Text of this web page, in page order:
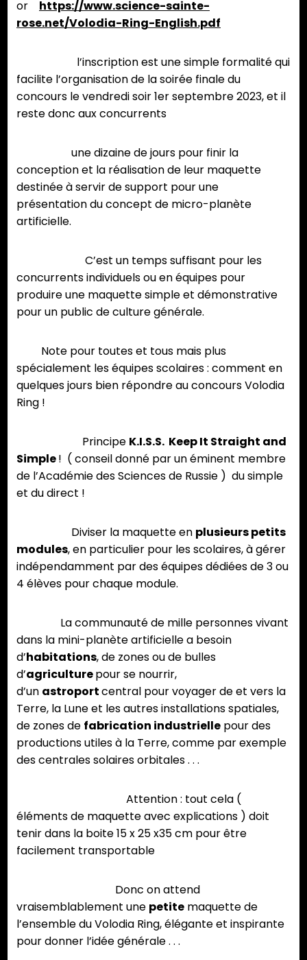
or https://www.science-sainte-
rose.net/Volodia-Ring-English.pdf
l’inscription est une simple formalité qui
facilite l’organisation de la soirée finale du
concours le vendredi soir 1er septembre 2023, et il
reste donc aux concurrents
une dizaine de jours pour finir la
conception et la réalisation de leur maquette
destinée à servir de support pour une
présentation du concept de micro-planète
artificielle.
C’est un temps suffisant pour les
concurrents individuels ou en équipes pour
produire une maquette simple et démonstrative
pour un public de culture générale.
Note pour toutes et tous mais plus
spécialement les équipes scolaires : comment en
quelques jours bien répondre au concours Volodia
Ring !
Principe K.I.S.S. Keep It Straight and
Simple! ( conseil donné par un éminent membre
de l’Académie des Sciences de Russie ) du simple
et du direct !
Diviser la maquette en plusieurs petits
modules, en particulier pour les scolaires, à gérer
indépendamment par des équipes dédiées de 3 ou
4 élèves pour chaque module.
La communauté de mille personnes vivant
dans la mini-planète artificielle a besoin
d’habitations, de zones ou de bulles
d’agriculturepour se nourrir,
d’un astroportcentral pour voyager de et vers la
Terre, la Lune et les autres installations spatiales,
de zones de fabrication industrielle pour des
productions utiles à la Terre, comme par exemple
des centrales solaires orbitales . . .
Attention : tout cela (
éléments de maquette avec explications ) doit
tenir dans la boite 15 x 25 x35 cm pour être
facilement transportable
Donc on attend
vraisemblablement une petite maquette de
l’ensemble du Volodia Ring, élégante et inspirante
pour donner l’idée générale . . .